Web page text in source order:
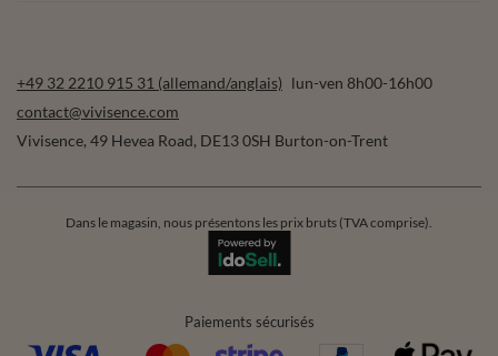
+49 32 2210 915 31 (allemand/anglais) lun-ven 8h00-16h00
contact@vivisence.com
Vivisence, 49 Hevea Road, DE13 0SH Burton-on-Trent
Dans le magasin, nous présentons les prix bruts (TVA comprise).
Paiements sécurisés